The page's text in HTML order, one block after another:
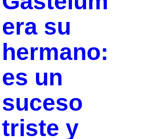
era su
hermano:
es un
suceso
triste y